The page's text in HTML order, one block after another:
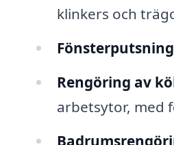
klinkers och
Rengöring av
arbetsytor, med